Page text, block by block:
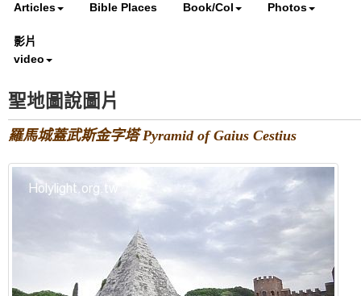
Articles
Bible Places
Book/Col
Photos
影片
video
聖地圖說圖片
羅馬城蓋武斯金字塔 Pyramid of Gaius Cestius